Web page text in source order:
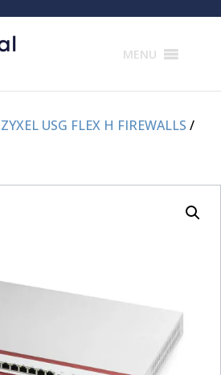
MENU
ZYXEL USG FLEX H FIREWALLS /